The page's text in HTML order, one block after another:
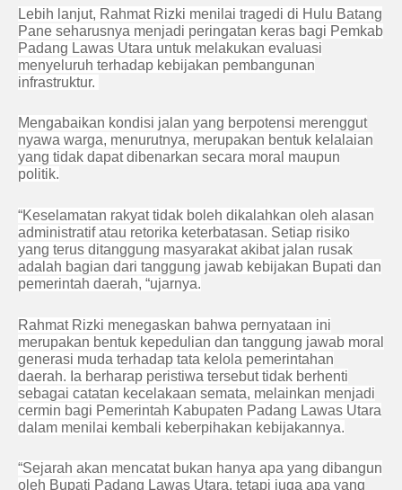
Lebih lanjut, Rahmat Rizki menilai tragedi di Hulu Batang
Pane seharusnya menjadi peringatan keras bagi Pemkab
Padang Lawas Utara untuk melakukan evaluasi
menyeluruh terhadap kebijakan pembangunan
infrastruktur.
Mengabaikan kondisi jalan yang berpotensi merenggut
nyawa warga, menurutnya, merupakan bentuk kelalaian
yang tidak dapat dibenarkan secara moral maupun
politik.
“Keselamatan rakyat tidak boleh dikalahkan oleh alasan
administratif atau retorika keterbatasan. Setiap risiko
yang terus ditanggung masyarakat akibat jalan rusak
adalah bagian dari tanggung jawab kebijakan Bupati dan
pemerintah daerah, “ujarnya.
Rahmat Rizki menegaskan bahwa pernyataan ini
merupakan bentuk kepedulian dan tanggung jawab moral
generasi muda terhadap tata kelola pemerintahan
daerah. Ia berharap peristiwa tersebut tidak berhenti
sebagai catatan kecelakaan semata, melainkan menjadi
cermin bagi Pemerintah Kabupaten Padang Lawas Utara
dalam menilai kembali keberpihakan kebijakannya.
“Sejarah akan mencatat bukan hanya apa yang dibangun
oleh Bupati Padang Lawas Utara, tetapi juga apa yang